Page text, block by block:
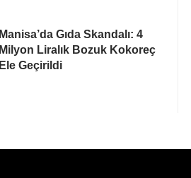
Manisa’da Gıda Skandalı: 4
Milyon Liralık Bozuk Kokoreç
Ele Geçirildi